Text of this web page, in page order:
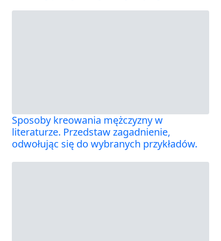
Sposoby kreowania mężczyzny w
literaturze. Przedstaw zagadnienie,
odwołując się do wybranych przykładów.